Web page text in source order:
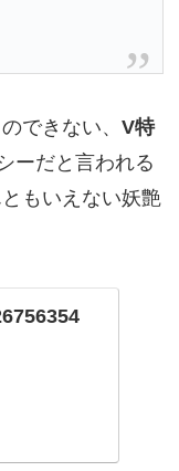
できない、 V特
ーだと言われる
もいえない妖艶